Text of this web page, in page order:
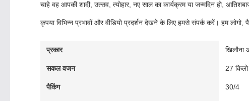
चाहे वह आपकी शादी, उत्सव, त्योहार, नए साल का कार्यक्रम या जन्मदिन हो,
कृपया विभिन्न प्रभावों और वीडियो प्रदर्शन देखने के लिए हमसे संपर्क करें। हम
प्रकार खिलौना
सकल वजन 27 किलो
पैकिंग 30/4